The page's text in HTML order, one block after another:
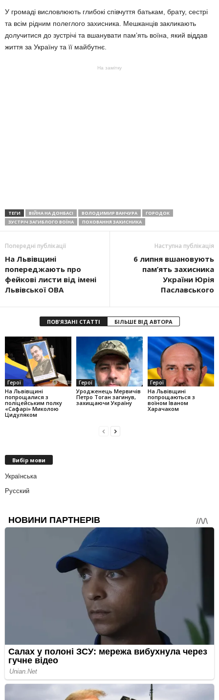
У громаді висловлюють глибокі співчуття батькам, брату, сестрі
та всім рідним полеглого захисника. Мешканців закликають
долучитися до зустрічі та вшанувати памʼять воїна, який віддав
життя за Україну та її майбутнє.
На замітку
ТЕГИ ВІЙНА НА ДОНБАСІ ВОЛОДИМИР ВАНЧУРА
ГОРОДОК
ЗУСТРІЧ ЗАГИБЛОГО ВОЇНА
ПОХОВАННЯ ЗАХИСНИКА
Попередні публікації
На Львівщині
попереджають про
фейкові листи від імені
Львівської ОВА
Наступна публікація
6 липня вшановують
пам’ять захисника
України Юрія
Паславського
ПОВ'ЯЗАНІ СТАТТІ БІЛЬШЕ ВІД АВТОРА
Герої
На Львівщині
попрощалися з
поліцейським полку
«Сафарі» Миколою
Цидуляком
Герої
Уродженець Мервичів
Петро Тоган загинув,
захищаючи Україну
Герої
На Львівщині
попрощаються з
воїном Іваном
Харачаком
Вибір мови
Українська
Русский